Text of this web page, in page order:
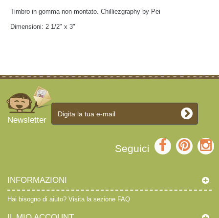
Timbro in gomma non montato. Chilliezgraphy by Pei
Dimensioni: 2 1/2" x 3"
Newsletter
Seguici
INFORMAZIONI
Hai bisogno di aiuto? Visita la sezione FAQ